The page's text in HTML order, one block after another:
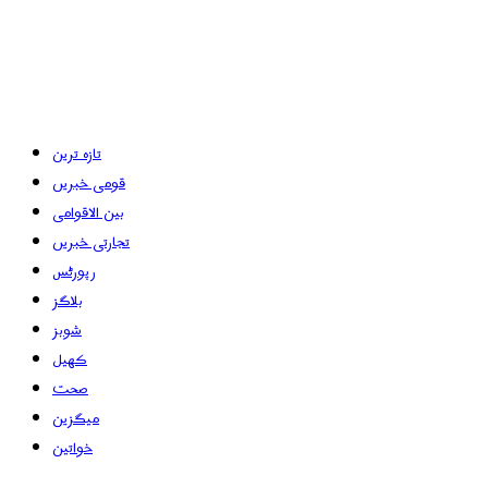
تازہ ترین
قومی خبریں
بین الاقوامی
تجارتی خبریں
رپورٹس
بلاگز
شوبز
کھیل
صحت
میگزین
خواتین